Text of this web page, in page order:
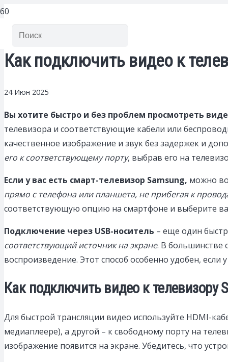
Как подключить видео к
24 Июн 2025
Вы хотите быстро и без проблем просмотреть
телевизора и соответствующие кабели или
качественное изображение и звук без задержек и
его к соответствующему порту, выбрав его на
Если у вас есть смарт-телевизор Samsung, можно
прямо с телефона или планшета, не прибегая к
соответствующую опцию на смартфоне и выберите
Подключение через USB-носитель – еще один
соответствующий источник на экране. В большинстве
воспроизведение. Этот способ особенно удобен,
Как подключить видео к
Для быстрой трансляции видео используйте HDMI-
медиаплеере), а другой – к свободному порту на
изображение появится на экране. Убедитесь, что